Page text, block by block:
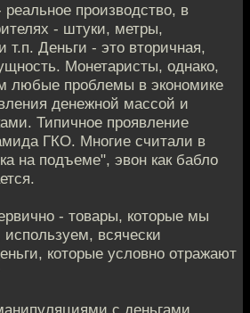
производство, в
- штуки, метры,
т.п. Деньги - это вторичная,
Монетаристы, однако,
любые проблемы в экономике
денежной массой и
Типичное проявление
ГКО. Многие считали в
на подъеме", эвон как бабло
- товары, которые мы
всячески
которые условно отражают